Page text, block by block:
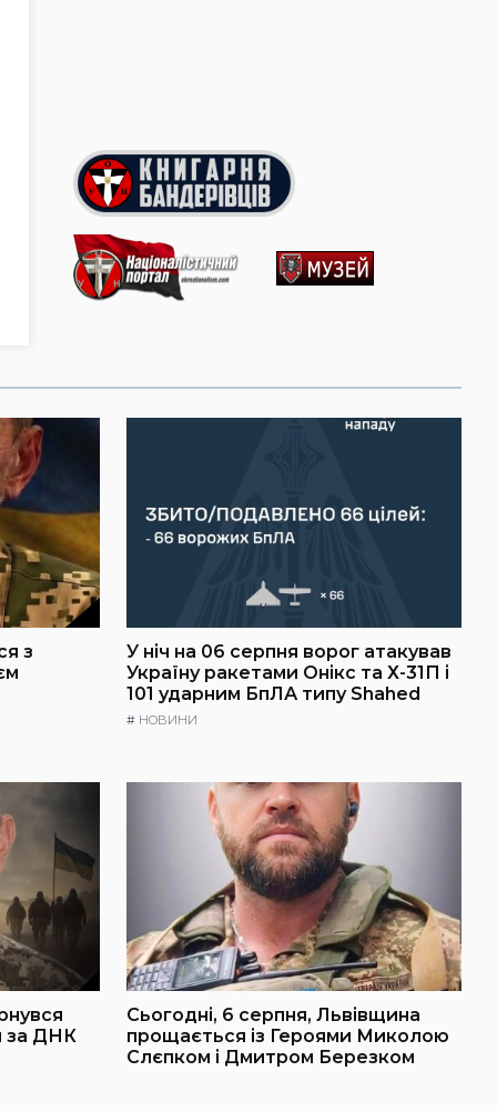
з
У ніч на 06 серпня ворог атакував
Україну ракетами Онікс та Х-31П і
101 ударним БпЛА типу Shahed
# НОВИНИ
за ДНК
Сьогодні, 6 серпня, Львівщина
прощається із Героями Миколою
Слєпком і Дмитром Березком